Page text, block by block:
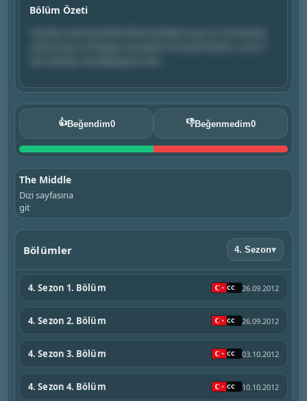
Bölüm Özeti
👍Beğendim0 👎Beğenmedim0
The Middle
Dizi sayfasına
git
Bölümler 4. Sezon▾
4. Sezon 1. Bölüm 26.09.2012
4. Sezon 2. Bölüm 26.09.2012
4. Sezon 3. Bölüm 03.10.2012
4. Sezon 4. Bölüm 10.10.2012